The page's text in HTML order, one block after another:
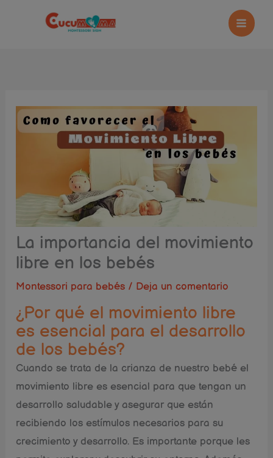
La importancia del movimiento
libre en los bebés
Montessori para bebés / Deja un comentario
¿Por qué el movimiento libre
es esencial para el desarrollo
de los bebés?
Cuando se trata de la crianza de nuestro bebé el
movimiento libre es esencial para que tengan un
desarrollo saludable y asegurar que están
recibiendo los estímulos necesarios para su
crecimiento y desarrollo. Es importante porque les